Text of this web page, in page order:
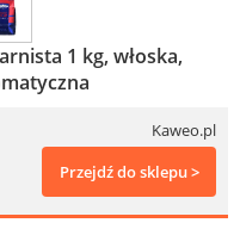
1 kg, włoska,
Kaweo.pl
Przejdź do sklepu >